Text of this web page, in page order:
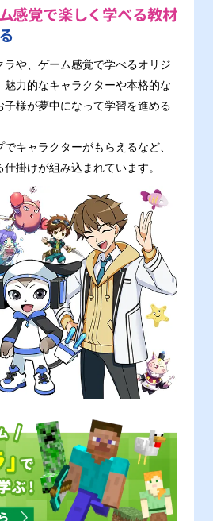
感覚で楽しく学べる教材
ラや、ゲーム感覚で学べるオリジ
力的なキャラクターや本格的な
子様が夢中になって学習を進める
キャラクターがもらえるなど、
掛けが組み込まれています。